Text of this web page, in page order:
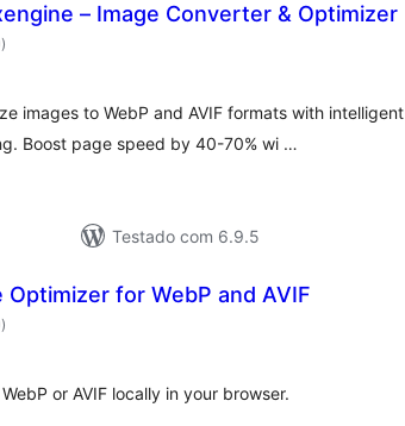
– Image Converter & Optimizer
total
de
)
images to WebP and AVIF formats with intelligent
Boost page speed by 40-70% wi …
Testado com 6.9.5
Optimizer for WebP and AVIF
total
de
)
or AVIF locally in your browser.